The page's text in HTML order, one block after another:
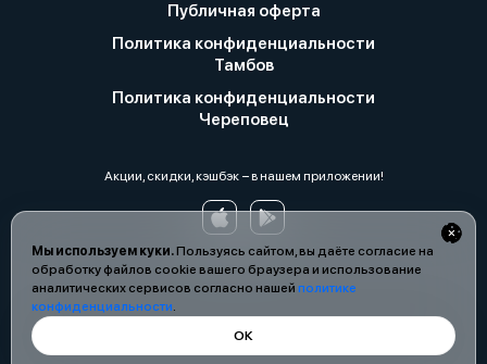
Мы используем куки.Пользуясь сайтом, вы даёте согласие на
обработку файлов cookie вашего браузера и использование
аналитических сервисов согласно нашей политике
конфиденциальности.
ОК
Публичная оферта
Политика конфиденциальности
Тамбов
Политика конфиденциальности
Череповец
Акции, скидки, кэшбэк − в нашем приложении!